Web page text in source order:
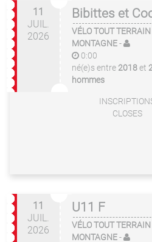
11
JUIL.
2026
Bibittes et
VÉLO TOUT
MONTAGNE-
0:00
né(e)s entre 2018et
hommes
CLOSES
11
JUIL.
2026
U11 F
VÉLO TOUT
MONTAGNE-